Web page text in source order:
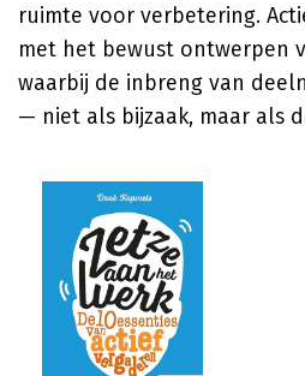
ruimte voor verbetering.
met het bewust ontwerpen
waarbij de inbreng van
— niet als bijzaak, maar als